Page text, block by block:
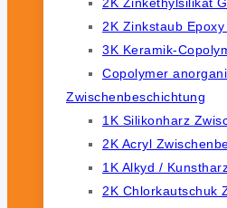
2K Zinkstaub
3K Keramik-
Copolymer
Zwischenbeschichtung
1K Silikonharz
2K Acryl
1K Alkyd /
2K Chlorkautschuk